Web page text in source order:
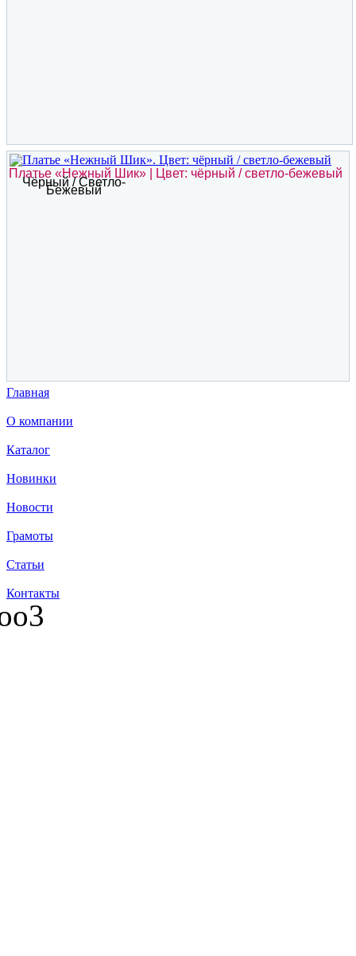
Платье «Нежный Шик» | Цвет: чёрный / светло-бежевый
Чёрный / Светло-
Бежевый
Главная
О компании
Каталог
Новинки
Новости
Грамоты
Статьи
Контакты